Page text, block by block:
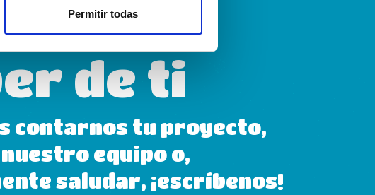
Permitir todas
de ti
contarnos tu proyecto,
equipo o,
saludar, ¡escríbenos!